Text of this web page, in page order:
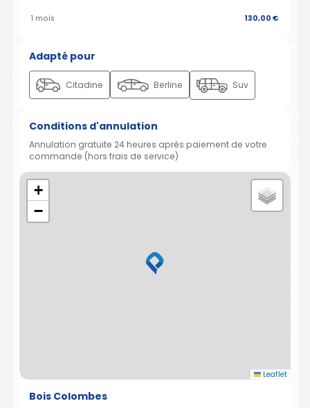
1 mois 130,00 €
Adapté pour
Citadine Berline Suv
Conditions d'annulation
Annulation gratuite 24 heures après paiement de votre
commande (hors frais de service)
+
−
Leaflet
Bois Colombes